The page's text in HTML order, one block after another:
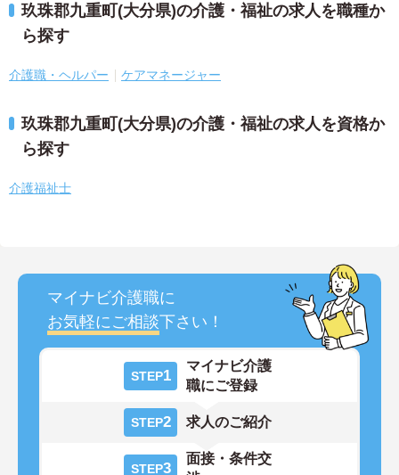
玖珠郡九重町(大分県)の介護・福祉の求人を職種か
ら探す
介護職・ヘルパー ケアマネージャー
玖珠郡九重町(大分県)の介護・福祉の求人を資格か
ら探す
介護福祉士
マイナビ介護職に
お気軽にご相談下さい！
STEP1
マイナビ介護
職にご登録
STEP2 求人のご紹介
STEP3
面接・条件交